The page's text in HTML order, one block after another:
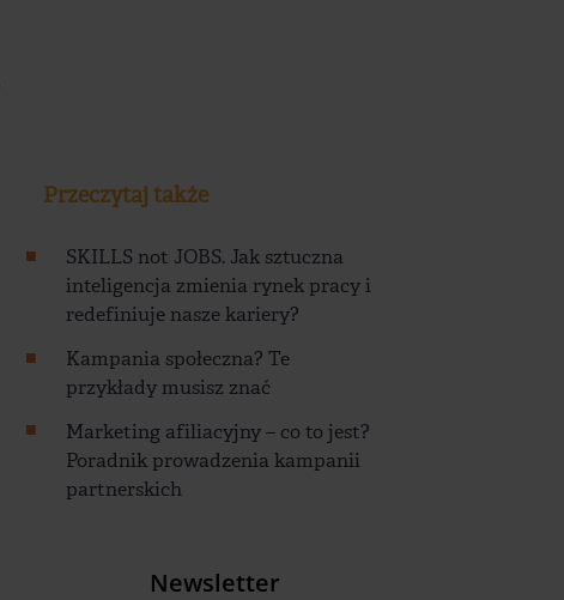
Przeczytaj także
SKILLS not JOBS. Jak sztuczna
inteligencja zmienia rynek pracy i
redefiniuje nasze kariery?
Kampania społeczna? Te
przykłady musisz znać
Marketing afiliacyjny – co to jest?
Poradnik prowadzenia kampanii
partnerskich
Newsletter